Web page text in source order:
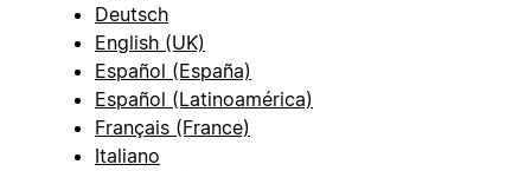
Deutsch
English (UK)
Español (España)
Español (Latinoamérica)
Français (France)
Italiano